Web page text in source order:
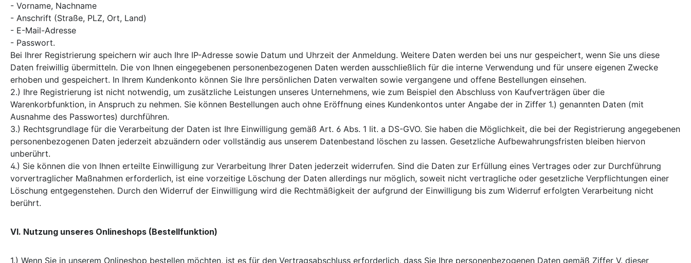
- Vorname, Nachname
- Anschrift (Straße, PLZ, Ort, Land)
- E-Mail-Adresse
- Passwort.
Bei Ihrer Registrierung speichern wir auch Ihre IP-Adresse sowie Datum und Uhrzeit der Anmeldung. Weitere Daten werden bei uns nur gespeichert, wenn Sie uns diese
Daten freiwillig übermitteln. Die von Ihnen eingegebenen personenbezogenen Daten werden ausschließlich für die interne Verwendung und für unsere eigenen Zwecke
erhoben und gespeichert. In Ihrem Kundenkonto können Sie Ihre persönlichen Daten verwalten sowie vergangene und offene Bestellungen einsehen.
2.) Ihre Registrierung ist nicht notwendig, um zusätzliche Leistungen unseres Unternehmens, wie zum Beispiel den Abschluss von Kaufverträgen über die
Warenkorbfunktion, in Anspruch zu nehmen. Sie können Bestellungen auch ohne Eröffnung eines Kundenkontos unter Angabe der in Ziffer 1.) genannten Daten (mit
Ausnahme des Passwortes) durchführen.
3.) Rechtsgrundlage für die Verarbeitung der Daten ist Ihre Einwilligung gemäß Art. 6 Abs. 1 lit. a DS-GVO. Sie haben die Möglichkeit, die bei der Registrierung angegebenen
personenbezogenen Daten jederzeit abzuändern oder vollständig aus unserem Datenbestand löschen zu lassen. Gesetzliche Aufbewahrungsfristen bleiben hiervon
unberührt.
4.) Sie können die von Ihnen erteilte Einwilligung zur Verarbeitung Ihrer Daten jederzeit widerrufen. Sind die Daten zur Erfüllung eines Vertrages oder zur Durchführung
vorvertraglicher Maßnahmen erforderlich, ist eine vorzeitige Löschung der Daten allerdings nur möglich, soweit nicht vertragliche oder gesetzliche Verpflichtungen einer
Löschung entgegenstehen. Durch den Widerruf der Einwilligung wird die Rechtmäßigkeit der aufgrund der Einwilligung bis zum Widerruf erfolgten Verarbeitung nicht
berührt.
VI. Nutzung unseres Onlineshops (Bestellfunktion)
1.) Wenn Sie in unserem Onlineshop bestellen möchten, ist es für den Vertragsabschluss erforderlich, dass Sie Ihre personenbezogenen Daten gemäß Ziffer V. dieser